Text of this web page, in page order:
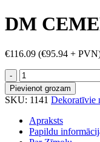
DM
€116.09 (€95.94 +
DM
CEMENT
Light
Nature
daudzums
Pievienot grozam
SKU: 1141 Dekoratīvie
Apraksts
Papildu